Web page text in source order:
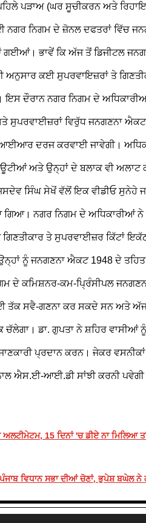
ਪੜਾਅ (ਘਰ ਸੂਚੀਕਰਨ ਅਤੇ
ਨਿਗਮ ਦੇ ਜ਼ੋਨਲ ਦਫਤਰਾਂ ਵਿੱਚ
ਗਈਆਂ। ਭਾਵੇਂ ਕਿ ਅੱਜ ਤੋਂ ਡਿਜੀਟਲ
ਅਨੁਸਾਰ ਕਈ ਸੁਪਰਵਾਇਜ਼ਰਾਂ ਤੇ
ਦੌਰਾਨ ਨਗਰ ਨਿਗਮ ਦੇ
ਸੁਪਰਵਾਈਜ਼ਰਾਂ ਵਿਰੁੱਧ ਜਨਗਣਨਾ
ਦਰਜ ਕਰਵਾਈ ਜਾਵੇਗੀ।
ਅਤੇ ਉਨ੍ਹਾਂ ਦੇ ਬਲਾਕ ਵੀ
ਸਿੰਘ ਸੇਖੋਂ ਵੱਲੋਂ ਇਕ ਵੀਡੀਓ ਸੁਨੇਹੇ
ਨਗਰ ਨਿਗਮ ਦੇ ਅਧਿਕਾਰੀਆਂ ਨੇ
ਤੇ ਸੁਪਰਵਾਈਜ਼ਰ ਕਿੱਟਾਂ
ਨੂੰ ਜਨਗਣਨਾ ਐਕਟ 1948 ਦੇ
ਦੇ ਕਮਿਸ਼ਨਰ-ਕਮ-ਪ੍ਰਿੰਸੀਪਲ
ਮਈ ਤੱਕ ਸਵੈ-ਗਣਨਾ ਕਰ ਸਕਦੇ ਸਨ ਅਤੇ
ਡਾ. ਗੁਪਤਾ ਨੇ ਸ਼ਹਿਰ ਵਾਸੀਆਂ ਨੂੰ
ਪ੍ਰਦਾਨ ਕਰਨ। ਜੇਕਰ
ਐਸ.ਈ-ਆਈ.ਡੀ ਸਾਂਝੀ ਕਰਨੀ
ਅਲਟੀਮੇਟਮ, 15 ਦਿਨਾਂ 'ਚ ਡੀਏ ਨਾ
ਵਿਧਾਨ ਸਭਾ ਦੀਆਂ ਚੋਣਾਂ, ਭੁਪੇਸ਼ ਬਘੇਲ ਨੇ